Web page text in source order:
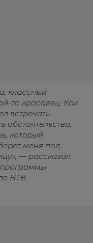
классный
то красавец. Как
встречать
который
меня под
— рассказал
программы
НТВ.